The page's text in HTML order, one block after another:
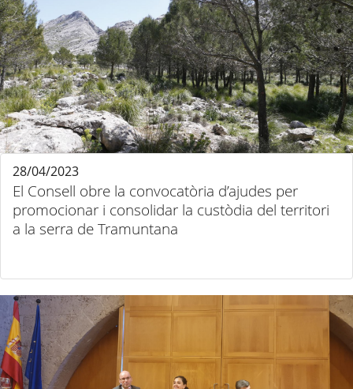
El Consell obre la convocatòria d’ajudes per
promocionar i consolidar la custòdia del territori
a la serra de Tramuntana
28/04/2023